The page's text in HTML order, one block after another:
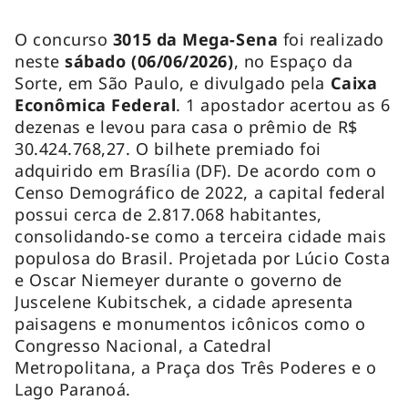
O concurso 3015 da Mega-Sena foi realizado
nestesábado (06/06/2026), no Espaço da
Sorte, em São Paulo, e divulgado pela Caixa
Econômica Federal. 1 apostador acertou as 6
dezenas e levou para casa o prêmio de R$
30.424.768,27. O bilhete premiado foi
adquirido em Brasília (DF). De acordo com o
Censo Demográfico de 2022, a capital federal
possui cerca de 2.817.068 habitantes,
consolidando-se como a terceira cidade mais
populosa do Brasil. Projetada por Lúcio Costa
e Oscar Niemeyer durante o governo de
Juscelene Kubitschek, a cidade apresenta
paisagens e monumentos icônicos como o
Congresso Nacional, a Catedral
Metropolitana, a Praça dos Três Poderes e o
Lago Paranoá.